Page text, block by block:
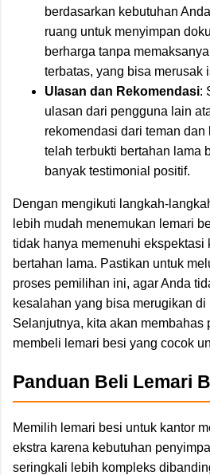
berdasarkan kebutuhan
ruang untuk menyimpan
berharga tanpa
terbatas, yang bisa merusak
Ulasan dan Rekomendasi:
ulasan dari pengguna lain
rekomendasi dari teman
telah terbukti bertahan lama
banyak testimonial positif.
Dengan mengikuti langkah-
lebih mudah menemukan lemari
tidak hanya memenuhi ekspektasi
bertahan lama. Pastikan untuk
proses pemilihan ini, agar Anda
kesalahan yang bisa merugikan di
Selanjutnya, kita akan membahas
membeli lemari besi yang cocok
Panduan Beli Lemari
Memilih lemari besi untuk kantor
ekstra karena kebutuhan
seringkali lebih kompleks